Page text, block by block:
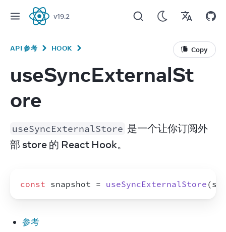
React
v19.2
API 参考 HOOK Copy
useSyncExternalSt
ore
useSyncExternalStore 是一个让你订阅外
部 store 的 React Hook。
const snapshot = useSyncExternalStore (
参考